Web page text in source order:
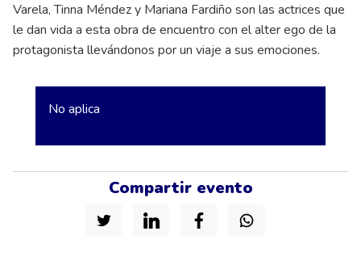
No aplica
Compartir evento
Varela, Tinna Méndez y Mariana Fardiño son las actrices que
le dan vida a esta obra de encuentro con el alter ego de la
protagonista llevándonos por un viaje a sus emociones.